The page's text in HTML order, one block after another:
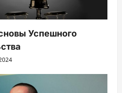
Успешного